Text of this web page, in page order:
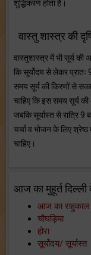
शुद्धिकरण होता है।
वास्तु शास्त्र की
वास्तुशास्त्र में भी सूर्य की
कि सूर्योदय से लेकर प्रातः
समय सूर्य की किरणों से
चाहिए कि इस समय सूर्य
जबकि सूर्यास्त से रात्रि
चर्चा व भोजन के लिए श्रेष्ठ
चाहिए।
आज का मुहूर्त दिल्ली
आज का राहुकाल
चौघड़िया
होरा
सूर्योदय/ सूर्यास्त